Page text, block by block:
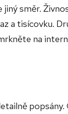
jiný směr.
a tisícovku.
na